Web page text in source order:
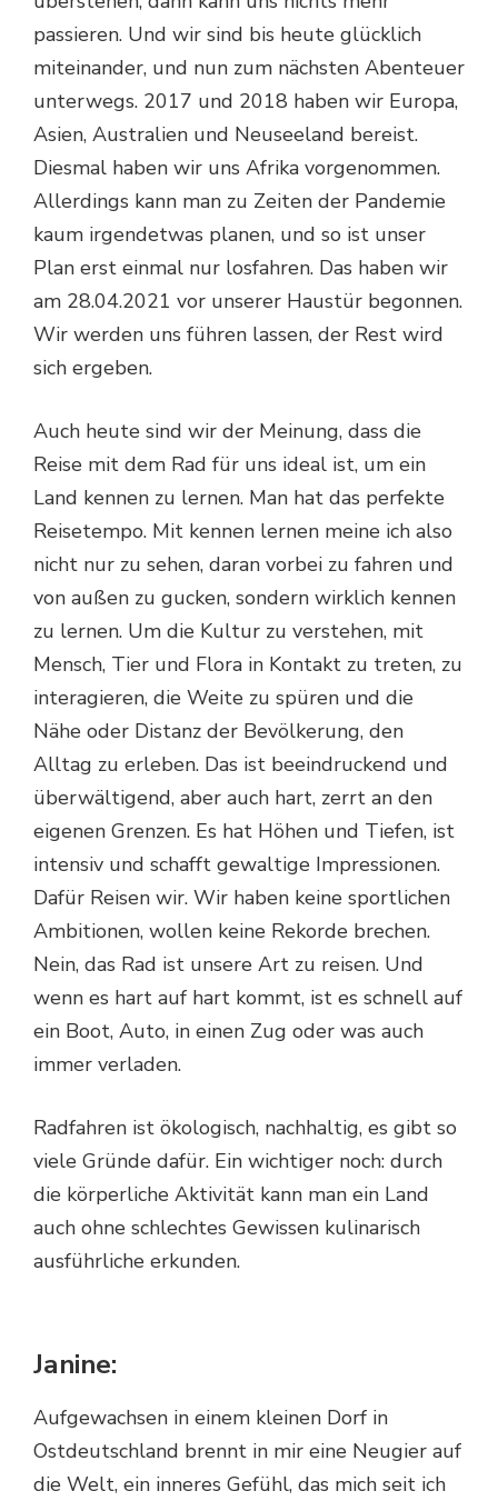
passieren. Und wir sind bis heute glücklich
miteinander, und nun zum nächsten Abenteuer
unterwegs. 2017 und 2018 haben wir Europa,
Asien, Australien und Neuseeland bereist.
Diesmal haben wir uns Afrika vorgenommen.
Allerdings kann man zu Zeiten der Pandemie
kaum irgendetwas planen, und so ist unser
Plan erst einmal nur losfahren. Das haben wir
am 28.04.2021 vor unserer Haustür begonnen.
Wir werden uns führen lassen, der Rest wird
sich ergeben.
Auch heute sind wir der Meinung, dass die
Reise mit dem Rad für uns ideal ist, um ein
Land kennen zu lernen. Man hat das perfekte
Reisetempo. Mit kennen lernen meine ich also
nicht nur zu sehen, daran vorbei zu fahren und
von außen zu gucken, sondern wirklich kennen
zu lernen. Um die Kultur zu verstehen, mit
Mensch, Tier und Flora in Kontakt zu treten, zu
interagieren, die Weite zu spüren und die
Nähe oder Distanz der Bevölkerung, den
Alltag zu erleben. Das ist beeindruckend und
überwältigend, aber auch hart, zerrt an den
eigenen Grenzen. Es hat Höhen und Tiefen, ist
intensiv und schafft gewaltige Impressionen.
Dafür Reisen wir. Wir haben keine sportlichen
Ambitionen, wollen keine Rekorde brechen.
Nein, das Rad ist unsere Art zu reisen. Und
wenn es hart auf hart kommt, ist es schnell auf
ein Boot, Auto, in einen Zug oder was auch
immer verladen.
Radfahren ist ökologisch, nachhaltig, es gibt so
viele Gründe dafür. Ein wichtiger noch: durch
die körperliche Aktivität kann man ein Land
auch ohne schlechtes Gewissen kulinarisch
ausführliche erkunden.
Janine:
Aufgewachsen in einem kleinen Dorf in
Ostdeutschland brennt in mir eine Neugier auf
die Welt, ein inneres Gefühl, das mich seit ich